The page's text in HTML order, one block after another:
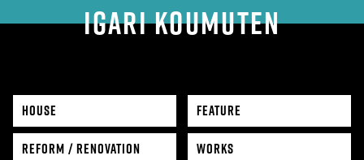
IGARI KOUMUTEN
HOUSE
FEATURE
REFORM / RENOVATION
WORKS